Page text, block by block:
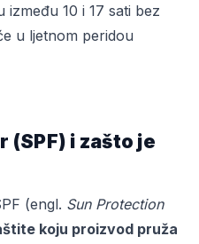
10 i 17 sati bez
u ljetnom peridou
i zašto je
(engl. Sun Protection
koju proizvod pruža